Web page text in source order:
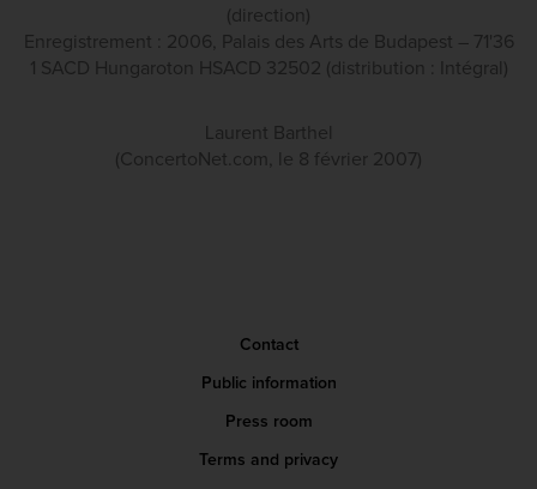
(direction)
Enregistrement : 2006, Palais des Arts de Budapest – 71'36
1 SACD Hungaroton HSACD 32502 (distribution : Intégral)
Laurent Barthel
(ConcertoNet.com, le 8 février 2007)
Contact
Public information
Press room
Terms and privacy